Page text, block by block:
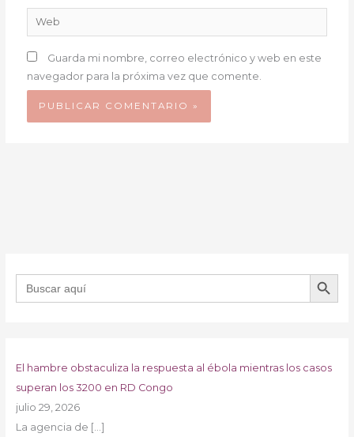
Web
Guarda mi nombre, correo electrónico y web en este
navegador para la próxima vez que comente.
Buscar: BOTÓN DE
El hambre obstaculiza la respuesta al ébola mientras los casos
superan los 3200 en RD Congo
julio 29, 2026
La agencia de […]